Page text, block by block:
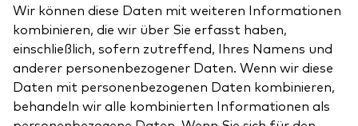
Wir können diese Daten mit weiteren Informationen
kombinieren, die wir über Sie erfasst haben,
einschließlich, sofern zutreffend, Ihres Namens und
anderer personenbezogener Daten. Wenn wir diese
Daten mit personenbezogenen Daten kombinieren,
behandeln wir alle kombinierten Informationen als